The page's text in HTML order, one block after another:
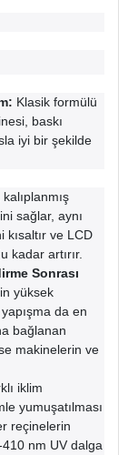
Klasik formülü
baskı
iyi bir şekilde
sağlar, aynı
kısaltır ve LCD
kadar artırır.
Sonrası
yüksek
da en
bağlanan
makinelerin ve
iklim
yumuşatılması
reçinelerin
nm UV dalga